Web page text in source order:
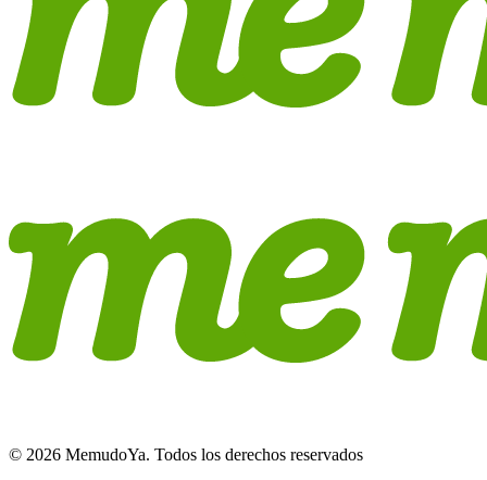
© 2026 MemudoYa. Todos los derechos reservados